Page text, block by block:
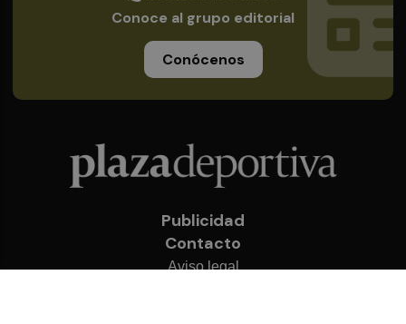
Conoce al grupo editorial
Conócenos
Publicidad
Contacto
Aviso legal